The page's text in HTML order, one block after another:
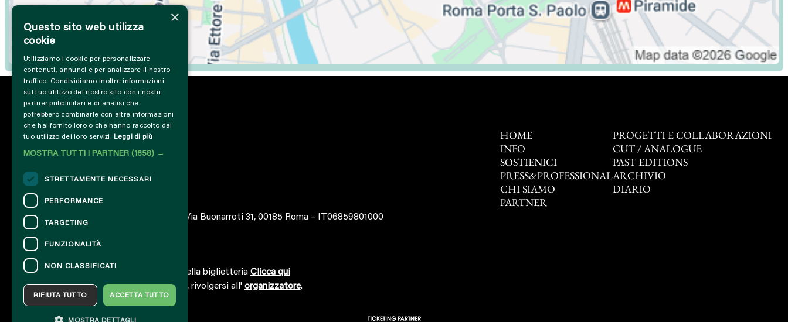
HOME
INFO
SOSTIENICI
PRESS&PROFESSIONAL
CHI SIAMO
PARTNER
PROGETTI E COLLABORAZIONI
CUT / ANALOGUE
PAST EDITIONS
ARCHIVIO
DIARIO
© 2023 – Associazione AREA06 – ETS – Via Buonarroti 31, 00185 Roma – IT06859801000
CONTATTI
Per informazioni e supporto all'acquisto della biglietteriaClicca qui
Per informazioni sul programma e l'evento, rivolgersi all'organizzatore.
Dichiarazione di accessibilità
×
Questo sito web utilizza
cookie
Utilizziamo i cookie per personalizzare
contenuti, annunci e per analizzare il nostro
traffico. Condividiamo inoltre informazioni
sul tuo utilizzo del nostro sito con i nostri
partner pubblicitari e di analisi che
potrebbero combinarle con altre informazioni
che hai fornito loro o che hanno raccolto dal
tuo utilizzo dei loro servizi. Leggi di più
MOSTRA TUTTI I PARTNER (1658) →
STRETTAMENTE NECESSARI
PERFORMANCE
TARGETING
FUNZIONALITÀ
NON CLASSIFICATI
ACCETTA TUTTO
RIFIUTA TUTTO
MOSTRA DETTAGLI